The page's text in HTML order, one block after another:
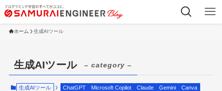
ホーム 生成AIツール
生成AIツール – category –
生成AIツール ChatGPT Microsoft Copilot Claude Gemini
Canva